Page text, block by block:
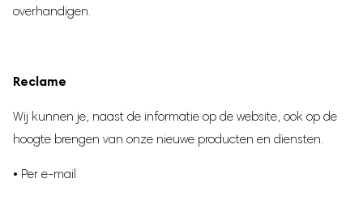
overhandigen.
Reclame
Wij kunnen je, naast de informatie op de website, ook op de
hoogte brengen van onze nieuwe producten en diensten.
• Per e-mail